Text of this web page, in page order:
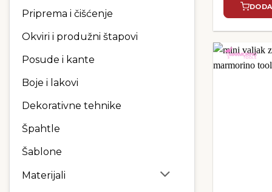
Priprema i čišćenje
Okviri i produžni štapovi
Posude i kante
Boje i lakovi
Dekorativne tehnike
Špahtle
Šablone
Materijali